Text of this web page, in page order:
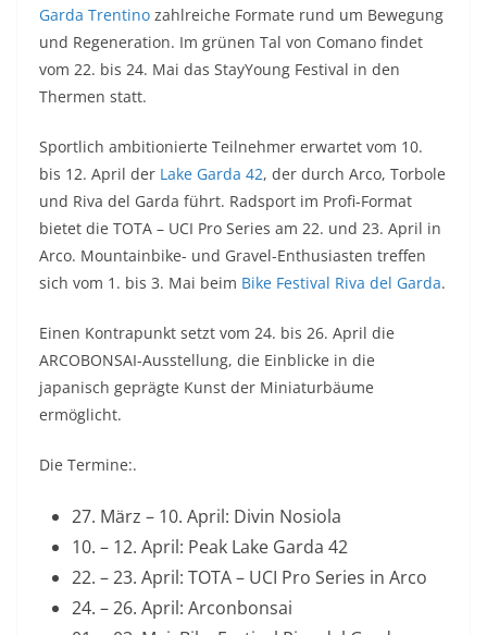
Garda Trentino zahlreiche Formate rund um Bewegung
und Regeneration. Im grünen Tal von Comano findet
vom 22. bis 24. Mai das StayYoung Festival in den
Thermen statt.
Sportlich ambitionierte Teilnehmer erwartet vom 10.
bis 12. April der Lake Garda 42, der durch Arco, Torbole
und Riva del Garda führt. Radsport im Profi-Format
bietet die TOTA – UCI Pro Series am 22. und 23. April in
Arco. Mountainbike- und Gravel-Enthusiasten treffen
sich vom 1. bis 3. Mai beim Bike Festival Riva del Garda.
Einen Kontrapunkt setzt vom 24. bis 26. April die
ARCOBONSAI-Ausstellung, die Einblicke in die
japanisch geprägte Kunst der Miniaturbäume
ermöglicht.
Die Termine:.
27. März – 10. April: Divin Nosiola
10. – 12. April: Peak Lake Garda 42
22. – 23. April: TOTA – UCI Pro Series in Arco
24. – 26. April: Arconbonsai